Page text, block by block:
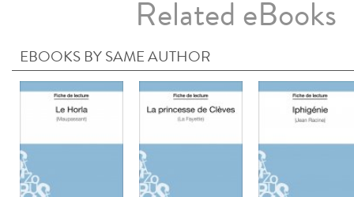
Related eBooks
EBOOKS BY SAME AUTHOR